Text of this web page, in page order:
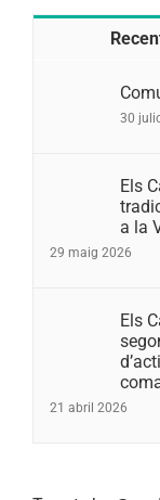
30
Els
a la
29 maig 2026
Els
21 abril 2026